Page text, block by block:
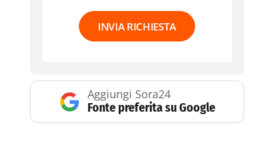
INVIA RICHIESTA
Aggiungi Sora24
Fonte preferita su Google